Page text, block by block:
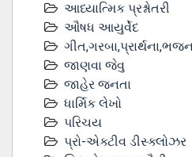
આધ્યાત્મિક પ્રશ્નોતરી
ઔષધ આયુર્વેદ
જાણવા જેવુ
જાહેર જનતા
ધાર્મિક લેખો
પરિચય
પ્રો-એક્ટીવ ડીસ્‍ક્લોઝર